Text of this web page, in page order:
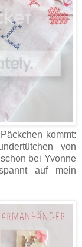
kommt:
von
bei Yvonne
auf mein